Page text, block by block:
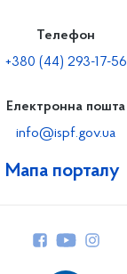
Мапа порталу
Телефон
+380 (44) 293-17-56
Електронна пошта
info@ispf.gov.ua